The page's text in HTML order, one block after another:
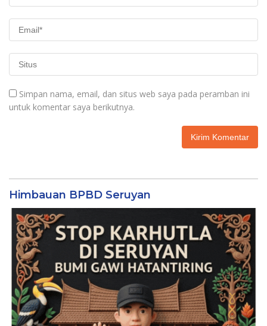
Simpan nama, email, dan situs web saya pada peramban ini
untuk komentar saya berikutnya.
Himbauan BPBD Seruyan